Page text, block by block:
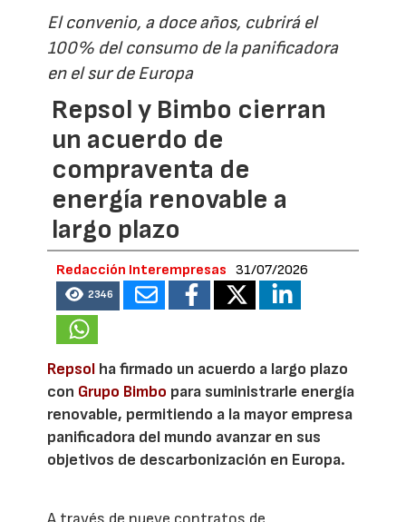
El convenio, a doce años, cubrirá el
100% del consumo de la panificadora
en el sur de Europa
Repsol y Bimbo cierran
un acuerdo de
compraventa de
energía renovable a
largo plazo
Redacción Interempresas 31/07/2026
2346
Repsol ha firmado un acuerdo a largo plazo
con Grupo Bimbo para suministrarle energía
renovable, permitiendo a la mayor empresa
panificadora del mundo avanzar en sus
objetivos de descarbonización en Europa.